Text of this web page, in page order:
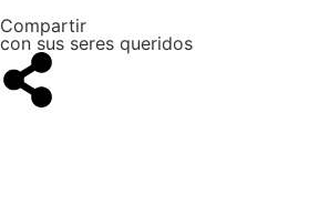
Compartir
con sus seres queridos